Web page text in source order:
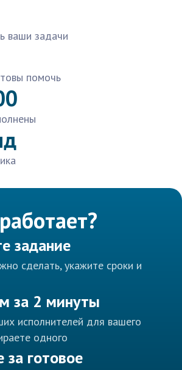
ваши задачи
помочь
задание
сделать, укажите сроки и
за 2 минуты
исполнителей для вашего
одного
за готовое